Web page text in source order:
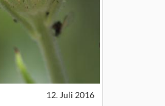
12. Juli 2016